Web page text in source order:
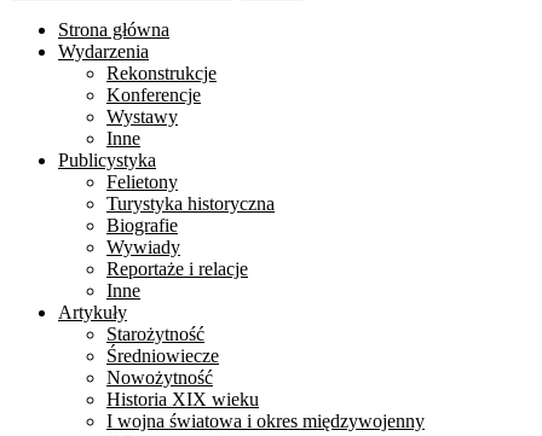
Strona główna
Wydarzenia
Rekonstrukcje
Konferencje
Wystawy
Inne
Publicystyka
Felietony
Turystyka historyczna
Biografie
Wywiady
Reportaże i relacje
Inne
Artykuły
Starożytność
Średniowiecze
Nowożytność
Historia XIX wieku
I wojna światowa i okres międzywojenny